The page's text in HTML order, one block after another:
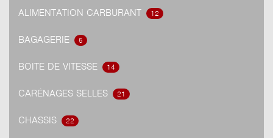
ALIMENTATION CARBURANT 12
BAGAGERIE 5
BOITE DE VITESSE 14
CARÉNAGES SELLES 21
CHASSIS 22